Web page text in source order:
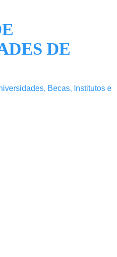
DE
Becas, Institutos e